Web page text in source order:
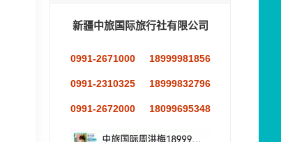
新疆中旅国际旅行社有限公司
0991-2671000 18999981856
0991-2310325 18999832796
0991-2672000 18099695348